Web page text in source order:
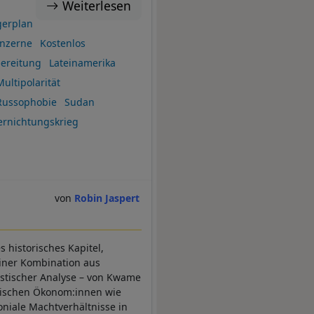
Weiterlesen
Kostenlos
Lateinamerika
Sudan
Robin Jaspert
historisches Kapitel,
Kombination aus
Analyse – von Kwame
Ökonom:innen wie
Machtverhältnisse in